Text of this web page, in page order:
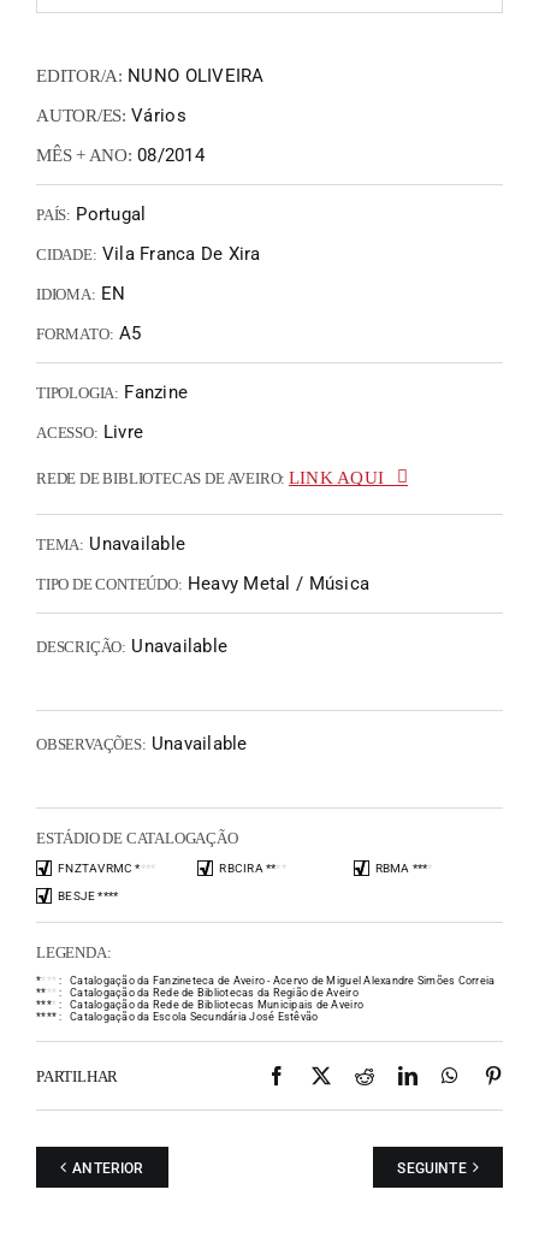
EDITOR/A: NUNO OLIVEIRA
AUTOR/ES: Vários
MÊS + ANO: 08/2014
PAÍS: Portugal
CIDADE: Vila Franca De Xira
IDIOMA: EN
FORMATO: A5
TIPOLOGIA: Fanzine
ACESSO: Livre
REDE DE BIBLIOTECAS DE AVEIRO: LINK AQUI
TEMA: Unavailable
TIPO DE CONTEÚDO: Heavy Metal / Música
DESCRIÇÃO: Unavailable
OBSERVAÇÕES: Unavailable
ESTÁDIO DE CATALOGAÇÃO
FNZTAVRMC **** RBCIRA **** RBMA ****
BESJE ****
LEGENDA:
** * * :
Catalogação da Fanzineteca de Aveiro - Acervo de Miguel Alexandre Simões Correia
** * * :
Catalogação da Rede de Bibliotecas da Região de Aveiro
**** :
Catalogação da Rede de Bibliotecas Municipais de Aveiro
**** : Catalogação da Escola Secundária José Estêvão
PARTILHAR Facebook
X RedditLinkedIn
ANTERIOR SEGUINTE